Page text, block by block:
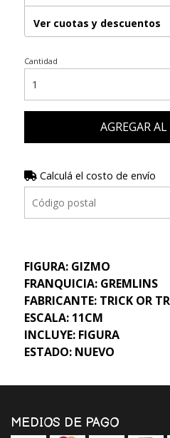
Ver cuotas y descuentos
Cantidad
AGREGAR
Calculá el costo de envío
FIGURA: GIZMO
FRANQUICIA: GREMLINS
FABRICANTE: TRICK OR
ESCALA: 11CM
INCLUYE: FIGURA
ESTADO: NUEVO
MEDIOS DE PAGO